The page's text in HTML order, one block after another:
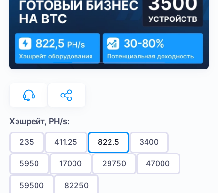
Хэшрейт, PH/s:
235 411.25 822.5 3400
5950 17000 29750 47000
59500 82250